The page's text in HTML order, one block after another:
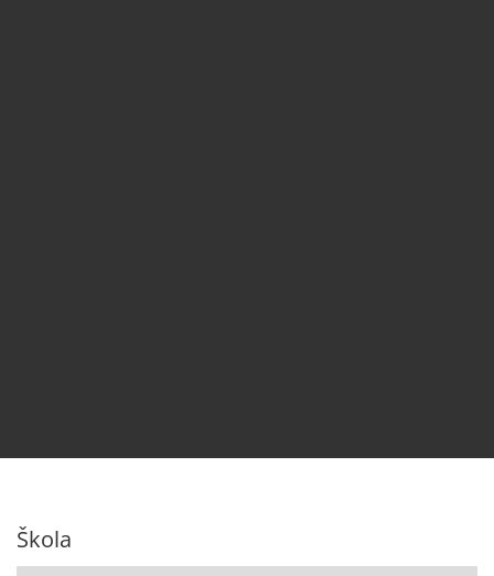
Škola